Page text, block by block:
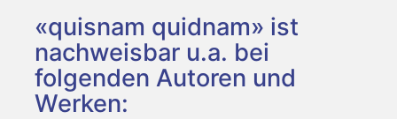
«quisnam quidnam» ist
nachweisbar u.a. bei
folgenden Autoren und
Werken: